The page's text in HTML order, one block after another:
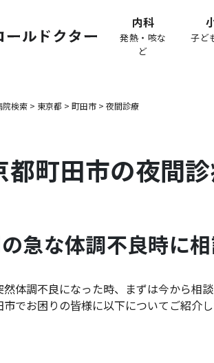
内科
発熱・咳な
ど
子ど
院検索 > 東京都 > 町田市 > 夜間診療
都町田市の夜間
急な体調不良時に
然体調不良になった時、まずは今から相
市でお困りの皆様に以下についてご紹介し